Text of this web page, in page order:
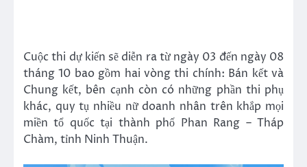
Cuộc thi dự kiến sẽ diễn ra từ ngày 03 đến ngày 08
tháng 10 bao gồm hai vòng thi chính: Bán kết và
Chung kết, bên cạnh còn có những phần thi phụ
khác, quy tụ nhiều nữ doanh nhân trên khắp mọi
miền tổ quốc tại thành phố Phan Rang – Tháp
Chàm, tỉnh Ninh Thuận.